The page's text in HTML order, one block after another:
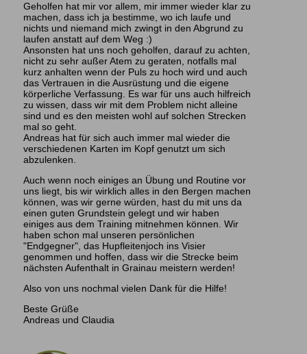
Geholfen hat mir vor allem, mir immer wieder klar zu
machen, dass ich ja bestimme, wo ich laufe und
nichts und niemand mich zwingt in den Abgrund zu
laufen anstatt auf dem Weg :)
Ansonsten hat uns noch geholfen, darauf zu achten,
nicht zu sehr außer Atem zu geraten, notfalls mal
kurz anhalten wenn der Puls zu hoch wird und auch
das Vertrauen in die Ausrüstung und die eigene
körperliche Verfassung. Es war für uns auch hilfreich
zu wissen, dass wir mit dem Problem nicht alleine
sind und es den meisten wohl auf solchen Strecken
mal so geht.
Andreas hat für sich auch immer mal wieder die
verschiedenen Karten im Kopf genutzt um sich
abzulenken.
Auch wenn noch einiges an Übung und Routine vor
uns liegt, bis wir wirklich alles in den Bergen machen
können, was wir gerne würden, hast du mit uns da
einen guten Grundstein gelegt und wir haben
einiges aus dem Training mitnehmen können. Wir
haben schon mal unseren persönlichen
"Endgegner", das Hupfleitenjoch ins Visier
genommen und hoffen, dass wir die Strecke beim
nächsten Aufenthalt in Grainau meistern werden!
Also von uns nochmal vielen Dank für die Hilfe!
Beste Grüße
Andreas und Claudia